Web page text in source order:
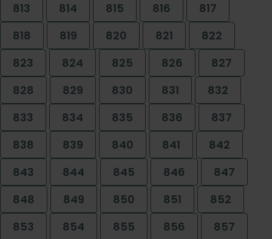
813
814 815 816
817
818
819 820 821
822
823
824 825 826
827
828
829 830 831
832
833
834 835 836
837
838
839 840 841
842
843
844 845 846
847
848
849 850 851
852
853
854 855 856
857